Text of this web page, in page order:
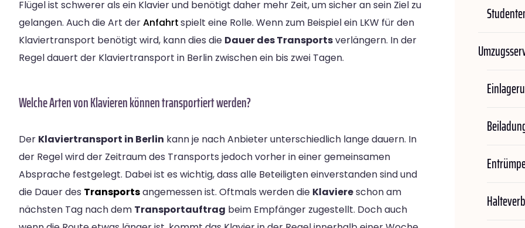
Flügel ist schwerer als ein Klavier und benötigt daher mehr Zeit, um sicher an sein Ziel zu
gelangen. Auch die Art derAnfahrtspielt eine Rolle. Wenn zum Beispiel ein LKW für den
Klaviertransport benötigt wird, kann dies die Dauer des Transportsverlängern. In der
Regel dauert der Klaviertransport in Berlin zwischen ein bis zwei Tagen.
Welche Arten von Klavieren können transportiert werden?
Der Klaviertransport in Berlin kann je nach Anbieter unterschiedlich lange dauern. In
der Regel wird der Zeitraum des Transports jedoch vorher in einer gemeinsamen
Absprache festgelegt. Dabei ist es wichtig, dass alle Beteiligten einverstanden sind und
die Dauer des Transportsangemessen ist. Oftmals werden die Klaviereschon am
nächsten Tag nach dem Transportauftrag beim Empfänger zugestellt. Doch auch